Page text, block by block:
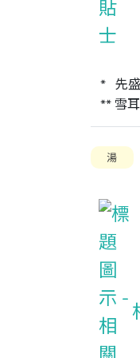
*   先
** 雪
湯